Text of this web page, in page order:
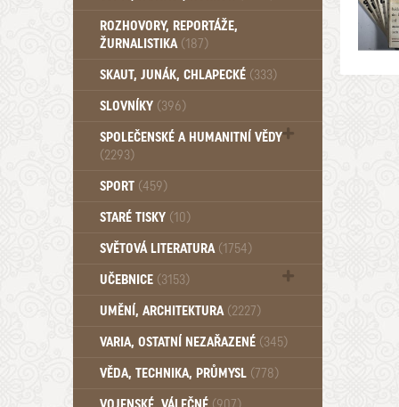
UFO (14)
ROZHOVORY, REPORTÁŽE,
ŽURNALISTIKA (187)
SKAUT, JUNÁK, CHLAPECKÉ (333)
SLOVNÍKY (396)
SPOLEČENSKÉ A HUMANITNÍ VĚDY
(2293)
Pedagogika (191)
Psychologie a osobní rozvoj (761)
SPORT (459)
STARÉ TISKY (10)
SVĚTOVÁ LITERATURA (1754)
UČEBNICE (3153)
Učebnice - Jazykové (1297)
Učebnice - VŠ (259)
Učebnice - ZŠ (556)
Učebnice - Ostatní (499)
UMĚNÍ, ARCHITEKTURA (2227)
VARIA, OSTATNÍ NEZAŘAZENÉ (345)
VĚDA, TECHNIKA, PRŮMYSL (778)
(907)